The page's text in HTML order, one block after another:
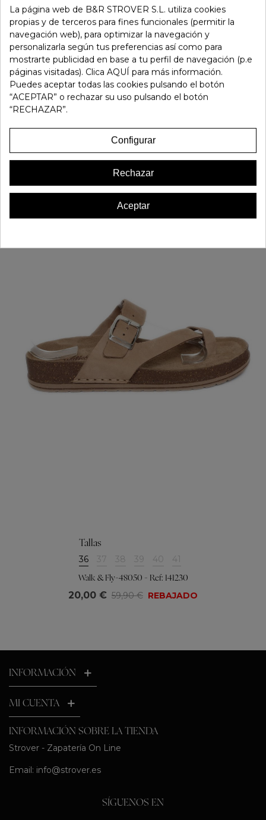
Fuera de stock
Referencia: 199703
Marca: Bueno
Favorito 0
16 OTROS PRODUCTOS EN LA MISMA CATEGORÍA:
Tallas
36 37 38 39 40 41
Walk & Fly-48050 - Ref: 141230
20,00 € 59,90 € REBAJADO
INFORMACIÓN
MI CUENTA
INFORMACIÓN SOBRE LA TIENDA
Strover - Zapatería On Line
Email: info@strover.es
SÍGUENOS EN
La página web de B&R STROVER S.L. utiliza cookies
propias y de terceros para fines funcionales (permitir la
navegación web), para optimizar la navegación y
personalizarla según tus preferencias así como para
mostrarte publicidad en base a tu perfil de navegación (p.e
páginas visitadas). Clica AQUÍ para más información.
Puedes aceptar todas las cookies pulsando el botón
“ACEPTAR” o rechazar su uso pulsando el botón
“RECHAZAR”.
Configurar
Rechazar
Aceptar